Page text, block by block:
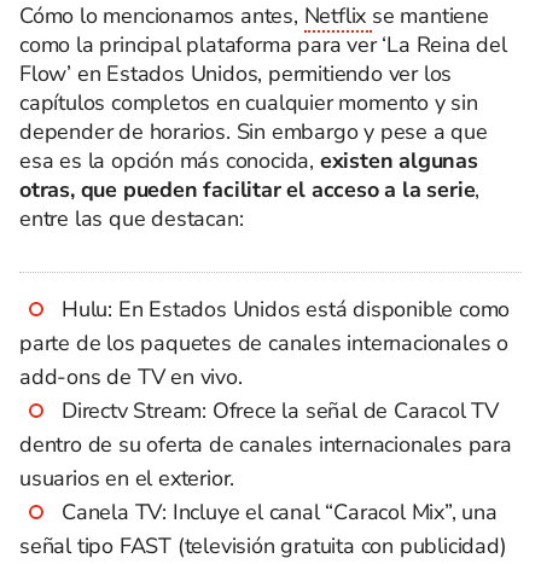
Cómo lo mencionamos antes, Netflix se mantiene
como la principal plataforma para ver ‘La Reina del
Flow’ en Estados Unidos, permitiendo ver los
capítulos completos en cualquier momento y sin
depender de horarios. Sin embargo y pese a que
esa es la opción más conocida, existen algunas
otras, que pueden facilitar el acceso a la serie,
entre las que destacan:
Hulu: En Estados Unidos está disponible como
parte de los paquetes de canales internacionales o
add-ons de TV en vivo.
Directv Stream: Ofrece la señal de Caracol TV
dentro de su oferta de canales internacionales para
usuarios en el exterior.
Canela TV: Incluye el canal “Caracol Mix”, una
señal tipo FAST (televisión gratuita con publicidad)